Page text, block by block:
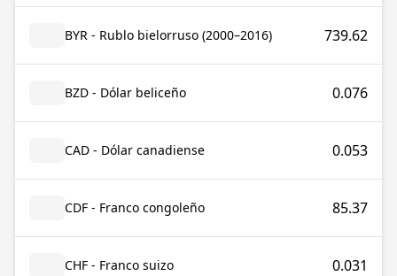
BYR - Rublo bielorruso (2000–2016) 739.62
BZD - Dólar beliceño 0.076
CAD - Dólar canadiense 0.053
CDF - Franco congoleño 85.37
CHF - Franco suizo 0.031